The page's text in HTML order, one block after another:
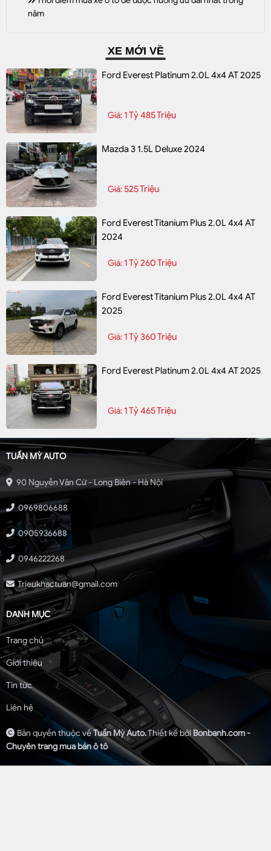
năm
XE MỚI VỀ
Ford Everest Platinum 2.0L 4x4 AT 2025
Giá: 1 Tỷ 485 Triệu
Mazda 3 1.5L Deluxe 2024
Giá:525 Triệu
Ford Everest Titanium Plus 2.0L 4x4 AT
2024
Giá: 1 Tỷ 260 Triệu
Ford Everest Titanium Plus 2.0L 4x4 AT
2025
Giá: 1 Tỷ 360 Triệu
Ford Everest Platinum 2.0L 4x4 AT 2025
Giá: 1 Tỷ 465 Triệu
DANH MỤC
Trang chủ
Giới thiệu
Tin tức
Liên hệ
Bản quyền thuộc vềTuấn Mỳ Auto.Thiết kế bởi Bonbanh.com -
Chuyên trang mua bán ô tô
TUẤN MỲ AUTO
90 Nguyễn Văn Cừ - Long Biên - Hà Nội
0969806688
0905936688
0946222268
Trieukhactuan@gmail.com